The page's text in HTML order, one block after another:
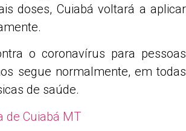
doses, Cuiabá voltará a aplicar
o coronavírus para pessoas
segue normalmente, em todas
de saúde.
de Cuiabá MT